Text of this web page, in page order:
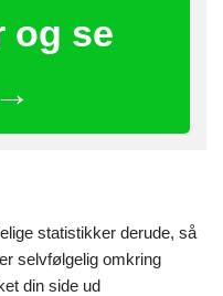
og se
statistikker derude, så
selvfølgelig omkring
din side ud